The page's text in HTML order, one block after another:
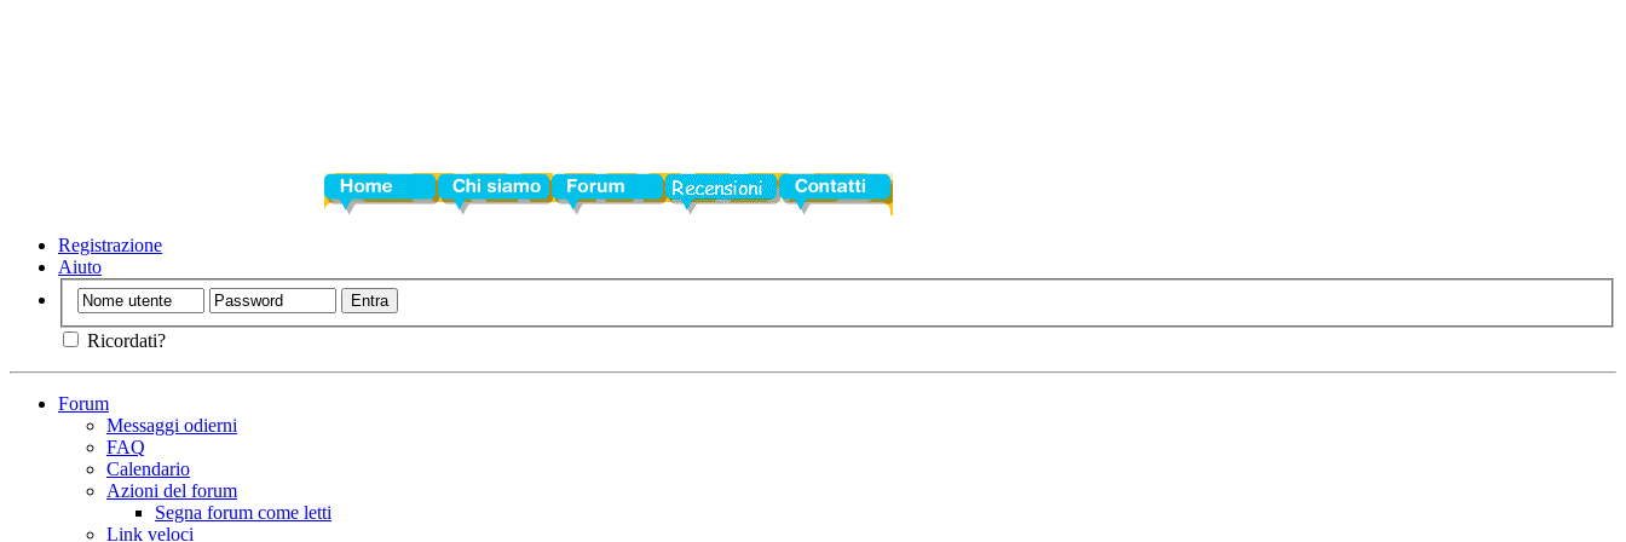
Home Chi siamo Forum Blog Contatti
Registrazione
Aiuto
Ricordati?
Forum
Messaggi odierni
FAQ
Calendario
Azioni del forum
Segna forum come letti
Link veloci